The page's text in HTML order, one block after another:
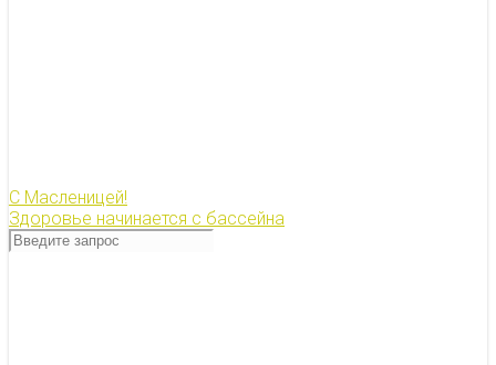
С Масленицей!
Здоровье начинается с бассейна